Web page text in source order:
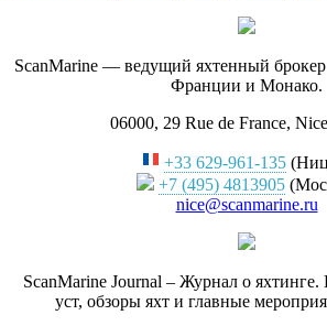
ScanMarine — ведущий яхтенный
Франции и Монако.
06000, 29 Rue de France,
+33 629-961-135
+7 (495) 4813905
nice@scanmarine.ru
ScanMarine Journal – Журнал о
уст, обзоры яхт и главные